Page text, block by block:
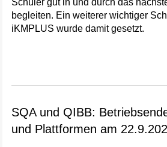
Schüler gut in und durch das
begleiten. Ein weiterer wichtiger
iKMPLUS wurde damit gesetzt.
SQA und QIBB:
und Plattformen am